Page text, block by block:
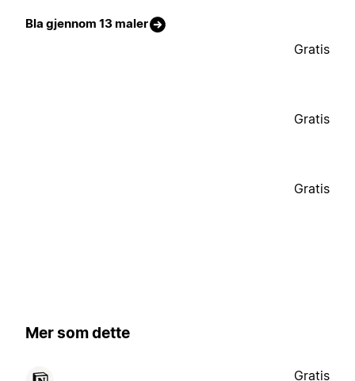
Bla gjennom 13 maler
Gratis
Gratis
Gratis
Mer som dette
Gratis